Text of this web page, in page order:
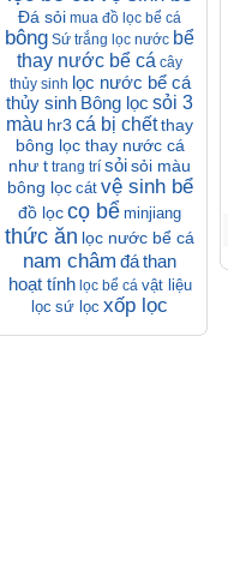
Đá sỏi mua đồ lọc bể cá
bông Sứ trắng lọc nước bể
thay nước bể cá cây
thủy sinh lọc nước bể cá
thủy sinh Bông lọc sỏi 3
màu hr3 cá bị chếtthay
bông lọc thay nước cá
như t trang trí sỏisỏi màu
bông lọc cát vệ sinh bể
đồ lọccọ bể minjiang
thức ăn lọc nước bể cá
nam châm đáthan
hoạt tính lọc bể cá vật liệu
lọc sứ lọc xốp lọc